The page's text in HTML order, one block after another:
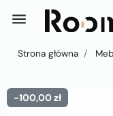
menu
Strona główna
-100,00 zł